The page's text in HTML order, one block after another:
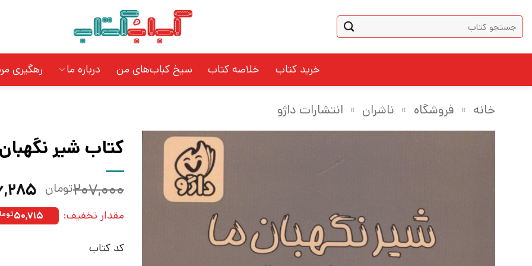
content
جستجو
برای:
خرید کتاب خلاصه کتاب سیخ کباب‌های من درباره ما رهگیری
خانه » فروشگاه » ناشران » انتشارات داژو
کتاب شیر
۲۰۷,۰۰۰تومان
مقدار تخفیف: ۵۰,۷۱۵
کد کتاب